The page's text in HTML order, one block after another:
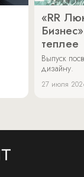
«RR
теплее
Выпуск
дизайну.
27 июля